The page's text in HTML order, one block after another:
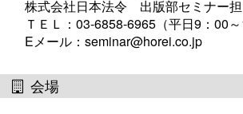
株式会社日本法令 出版部セミナー
ＴＥＬ：03-6858-6965（平日9：00～
Eメール：seminar@horei.co.jp
会場